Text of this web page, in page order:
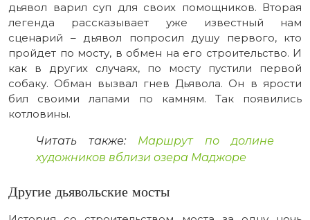
дьявол варил суп для своих помощников. Вторая
легенда рассказывает уже известный нам
сценарий – дьявол попросил душу первого, кто
пройдет по мосту, в обмен на его строительство. И
как в других случаях, по мосту пустили первой
собаку. Обман вызвал гнев Дьявола. Он в ярости
бил своими лапами по камням. Так появились
котловины.
Читать также: Маршрут по долине
художников вблизи озера Маджоре
Другие дьявольские мосты